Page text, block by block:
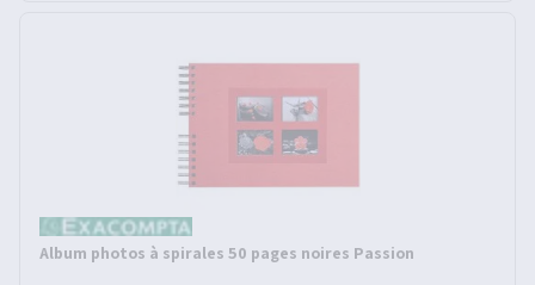
Album photos à spirales 50 pages noires Passion